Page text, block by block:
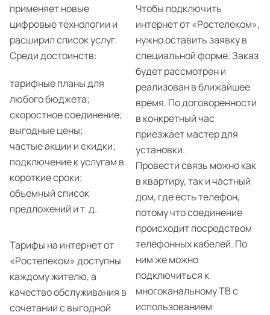
применяет новые
цифровые технологии и
расширил список услуг.
Среди достоинств:
тарифные планы для
любого бюджета;
скоростное соединение;
выгодные цены;
частые акции и скидки;
подключение к услугам в
короткие сроки;
объемный список
предложений и т. д.
Тарифы на интернет от
«Ростелеком» доступны
каждому жителю, а
качество обслуживания в
сочетании с выгодной
Чтобы подключить
интернет от «Ростелеком»,
нужно оставить заявку в
специальной форме. Заказ
будет рассмотрен и
реализован в ближайшее
время. По договоренности
в конкретный час
приезжает мастер для
установки.
Провести связь можно как
в квартиру, так и частный
дом, где есть телефон,
потому что соединение
происходит посредством
телефонных кабелей. По
ним же можно
подключиться к
многоканальному ТВ с
использованием